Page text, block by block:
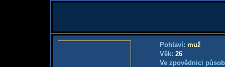
Pohlaví: muž
Věk: 26
Ve zpovědnici